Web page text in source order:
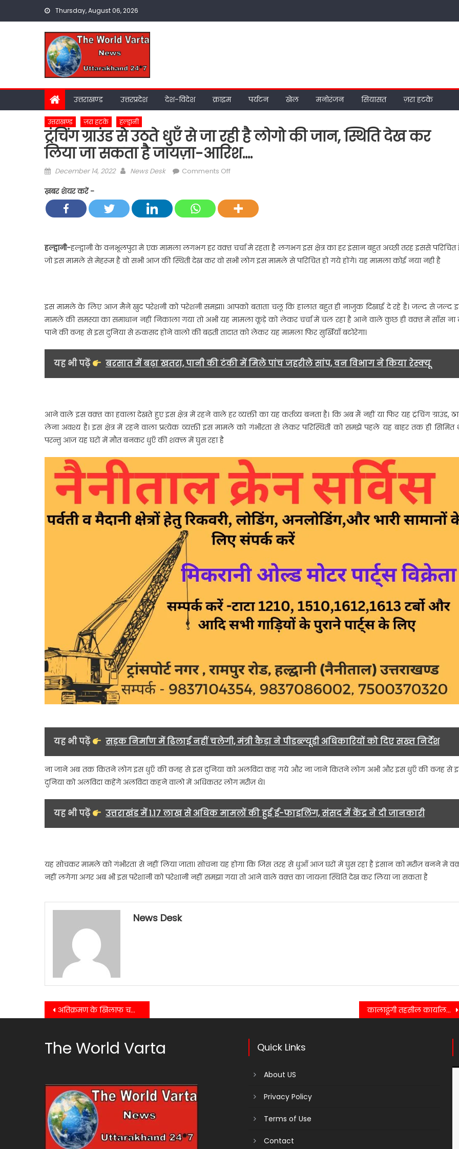
Thursday, August 06, 2026
उत्तराखण्ड उत्तरप्रदेश देश-विदेश क्राइम पर्यटन खेल मनोरंजन सियासत ज़रा हटके
उत्तराखण्ड ज़रा हटके हल्द्वानी
ट्रंचिंग ग्राउंड से उठते धुएँ से जा रही है लोगो की जान, स्थिति देख कर
लिया जा सकता है जायज़ा-आरिश….
Posted
December 14, 2022 Author
News Desk Comments Offon
से
उठते
जा
रही
जान,
स्थिति
देख
कर
लिया
जा
आरिश….
ख़बर शेयर करें -
हल्द्वानी-हल्द्वानी के वनभूलपुरा मे एक मामला लगभग हर वक़्त चर्चा मे रहता है लगभग इस क्षेत्र का हर इंसान बहुत अच्छी तरह इससे परिचित
जो इस मामले से मेहरूम है वो सभी आज की स्थिती देख कर वो सभी लोग इस मामले से परिचित हो गये होंगे। यह मामला कोई नया नही है
इस मामले के लिए आज मैने खुद परेशनी को परेशनी समझा। आपको बताता चलू कि हालात बहुत ही नाजुक दिखाई दे रहे है। जल्द से जल्द
मामले की समस्या का समाधान नहीं निकाला गया तो अभी यह मामला कूड़े को लेकर चर्चा में चल रहा है आने वाले कुछ ही वक़्त में साँस
पाने की वजह से इस दुनिया से रुकसद होने वालो की बढ़ती तादात को लेकर यह मामला फिर सुर्खियाँ बटोरेगा।
यह भी पढ़ें बरसात में बढ़ा खतरा, पानी की टंकी में मिले पांच जहरीले सांप, वन विभाग ने किया रेस्क्यू
आने वाले इस वक़्त का हवाला देखते हुए इस क्षेत्र में रहने वाले हर व्यक्ती का यह कर्तव्य बनता है। कि अब मैं नहीं या फिर यह ट्रंचिंग ग्राउंड,
लेना अवश्य है। इस क्षेत्र में रहने वाला प्रत्येक व्यक्ती इस मामले को गंभीरता से लेकर परिस्थिती को समझे पहले यह बाहर तक ही सिमित
परन्तु आज यह घरों में मौत बनकर धुएँ की शक्ल में घुस रहा है
यह भी पढ़ें सड़क निर्माण में ढिलाई नहीं चलेगी, मंत्री कैड़ा ने पीडब्ल्यूडी अधिकारियों को दिए सख्त निर्देश
ना जाने अब तक कितने लोग इस धुएँ की वजह से इस दुनिया को अलविदा कह गये और ना जाने कितने लोग अभी और इस धुएँ की वजह से
दुनिया को अलविदा कहेंगे अलविदा कहने वालो में अधिकतर लोग मरीज़ थे।
यह भी पढ़ें उत्तराखंड में 1.17 लाख से अधिक मामलों की हुई ई-फाइलिंग, संसद में केंद्र ने दी जानकारी
यह सोचकर मामले को गंभीरता से नहीं लिया जाता। सोचना यह होगा कि जिस तरह से धुआँ आज घरों में घुस रहा है इंसान को मरीज़ बनने मे
नहीं लगेगा अगर अब भी इस परेशानी को परेशानी नहीं समझा गया तो आने वाले वक़्त का जायज़ा स्थिति देख कर लिया जा सकता है
News Desk
Post
अतिक्रमण के खिलाफ चला अभियान, अतिक्रमणकारियों पर चली प्रशासन की जेसीबी…. कालाढूंगी तहसील कार्यालय मे आपदा राहत व बचाव हेतु किया गया इंसिडेंट मॉक ड्रिल….
The World Varta Quick Links
About US
Privacy Policy
Terms of Use
Contact